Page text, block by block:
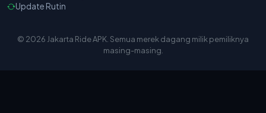
Update Rutin
© 2026 Jakarta Ride APK. Semua merek dagang milik pemiliknya
masing-masing.